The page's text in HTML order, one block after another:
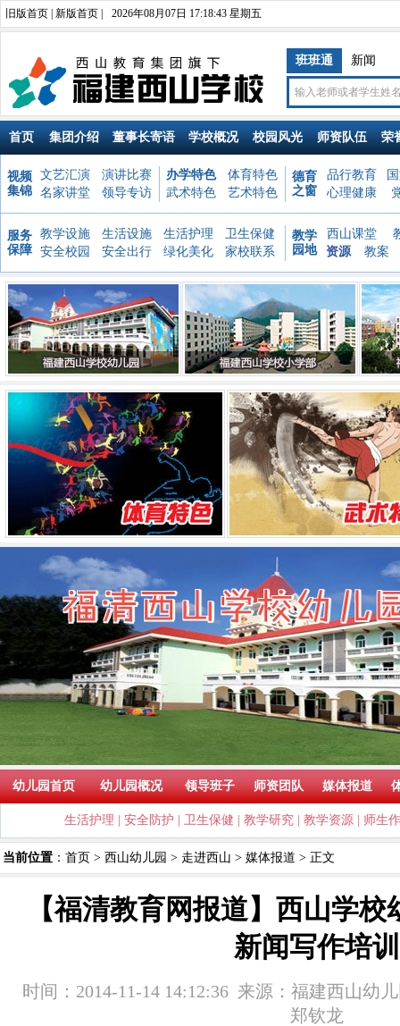
旧版首页 新版首页 2026年08月07日 17:18:44 星期五
班班通 新闻
首页 集团介绍 董事长寄语 学校概况 校园风光 师资队伍 荣
视频
集锦
文艺汇演
演讲比赛
名家讲堂
领导专访
办学特色
体育特色
武术特色
艺术特色
德育
之窗
品行教育
心理健康
服务
保障
教学设施 生活设施 生活护理
卫生保健
安全校园
安全出行 绿化美化 家校联系
教学
园地
西山课堂
资源
教案
幼儿园首页 幼儿园概况 领导班子 师资团队 媒体报道
生活护理 安全防护 卫生保健 教学研究 教学资源 师生
当前位置 ： 首页 > 西山幼儿园 > 走进西山 > 媒体报道 > 正文
【福清教育网报道】西山学
新闻写作培训
时间：2014-11-14 14:12:36 来源： 福建西山幼
郑钦龙